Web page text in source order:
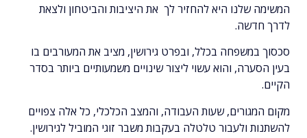
המשימה שלנו היא להחזיר לך את היציבות והביטחון ולצאת
לדרך חדשה.
סכסוך במשפחה בכלל, ובפרט גירושין, מציב את המעורבים בו
בעין הסערה, והוא עשוי ליצור שינויים משמעותיים ביותר בסדר
הקיים.
מקום המגורים, שעות העבודה, והמצב הכלכלי, כל אלה צפויים
להשתנות ולעבור טלטלה בעקבות משבר זוגי המוביל לגירושין.